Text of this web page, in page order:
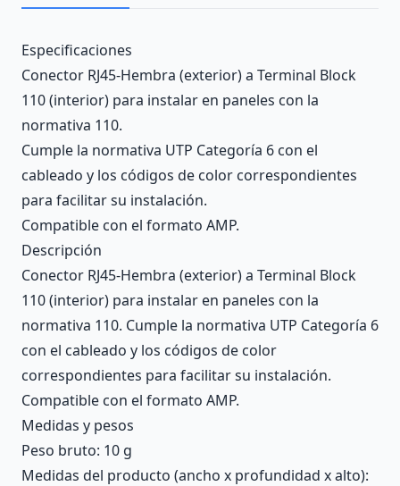
Description
Especificaciones
Conector RJ45-Hembra (exterior) a Terminal Block
110 (interior) para instalar en paneles con la
normativa 110.
Cumple la normativa UTP Categoría 6 con el
cableado y los códigos de color correspondientes
para facilitar su instalación.
Compatible con el formato AMP.
Descripción
Conector RJ45-Hembra (exterior) a Terminal Block
110 (interior) para instalar en paneles con la
normativa 110. Cumple la normativa UTP Categoría 6
con el cableado y los códigos de color
correspondientes para facilitar su instalación.
Compatible con el formato AMP.
Medidas y pesos
Peso bruto: 10 g
Medidas del producto (ancho x profundidad x alto):